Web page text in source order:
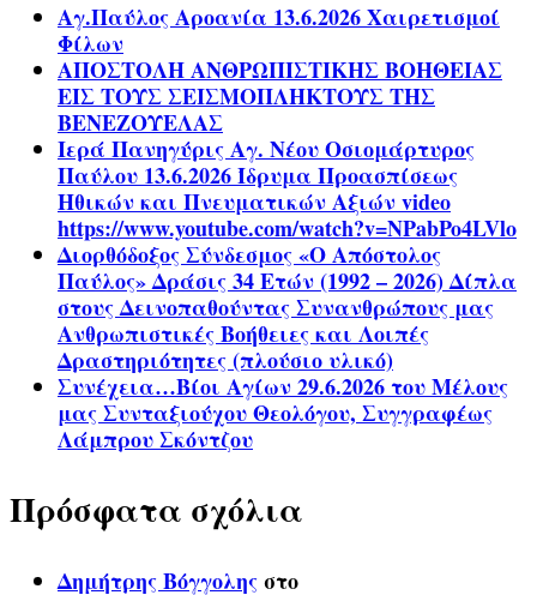
Αγ.Παύλος Αροανία 13.6.2026 Χαιρετισμοί
Φίλων
ΑΠΟΣΤΟΛΗ ΑΝΘΡΩΠΙΣΤΙΚΗΣ ΒΟΗΘΕΙΑΣ
ΕΙΣ ΤΟΥΣ ΣΕΙΣΜΟΠΛΗΚΤΟΥΣ ΤΗΣ
ΒΕΝΕΖΟΥΕΛΑΣ
Ιερά Πανηγύρις Αγ. Νέου Οσιομάρτυρος
Παύλου 13.6.2026 Ίδρυμα Προασπίσεως
Ηθικών και Πνευματικών Αξιών video
https://www.youtube.com/watch?v=NPabPo4LVlo
Διορθόδοξος Σύνδεσμος «Ο Απόστολος
Παύλος» Δράσις 34 Ετών (1992 – 2026) Δίπλα
στους Δεινοπαθούντας Συνανθρώπους μας
Ανθρωπιστικές Βοήθειες και Λοιπές
Δραστηριότητες (πλούσιο υλικό)
Συνέχεια…Βίοι Αγίων 29.6.2026 του Μέλους
μας Συνταξιούχου Θεολόγου, Συγγραφέως
Λάμπρου Σκόντζου
Πρόσφατα σχόλια
Δημήτρης Βόγγοληςστο